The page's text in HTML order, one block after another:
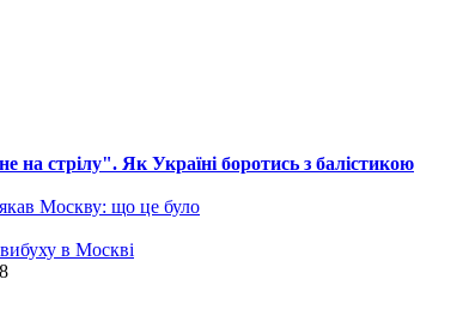
на стрілу". Як Україні боротись з балістикою
Москву: що це було
в Москві